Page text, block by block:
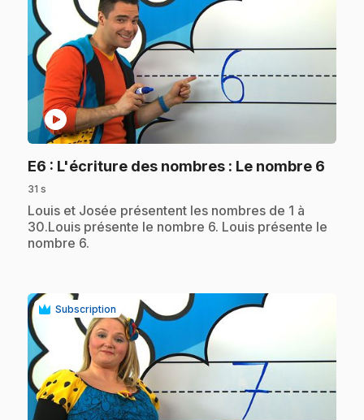
play_circle
E6 : L'écriture des nombres : Le nombre 6
31 s
.Louis et Josée présentent les nombres de 1 à
30.Louis présente le nombre 6. Louis présente le
nombre 6.
Subscription